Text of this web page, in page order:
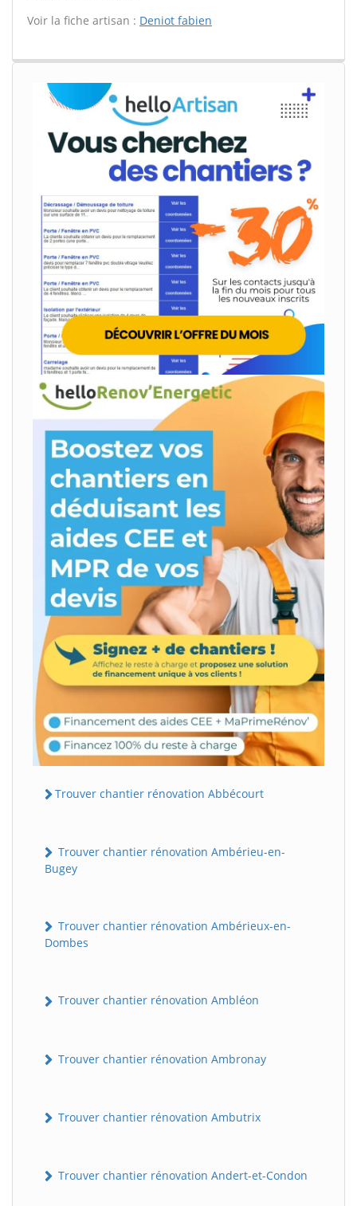
Voir la fiche artisan : Deniot fabien
Trouver chantier rénovation Abbécourt
Trouver chantier rénovation Ambérieu-en-
Bugey
Trouver chantier rénovation Ambérieux-en-
Dombes
Trouver chantier rénovation Ambléon
Trouver chantier rénovation Ambronay
Trouver chantier rénovation Ambutrix
Trouver chantier rénovation Andert-et-Condon